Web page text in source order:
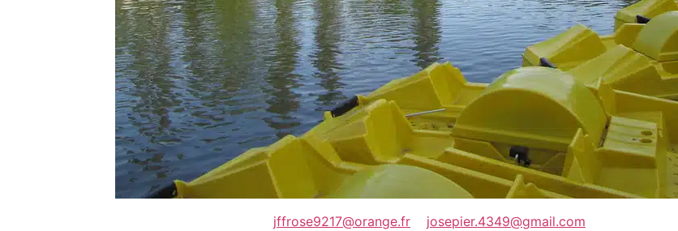
jffrose9217@orange.fr
josepier.4349@gmail.com